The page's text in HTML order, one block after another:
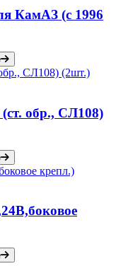
КамАЗ (с 1996
обр., СЛ108)